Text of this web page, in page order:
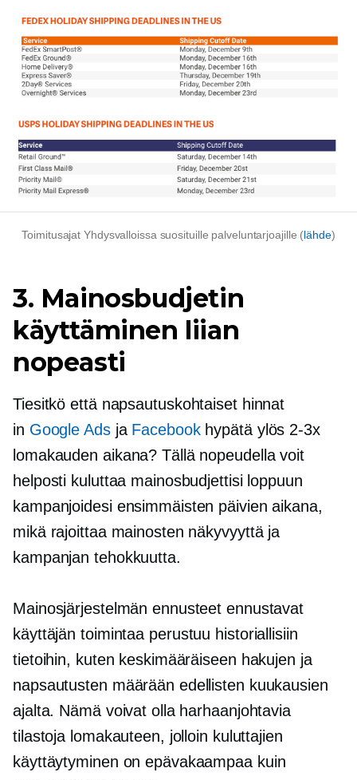
Toimitusajat Yhdysvalloissa suosituille palveluntarjoajille (lähde)
3. Mainosbudjetin
käyttäminen liian
nopeasti
Tiesitkö että napsautuskohtaiset hinnat
in Google Adsja Facebookhypätä ylös 2-3x
lomakauden aikana? Tällä nopeudella voit
helposti kuluttaa mainosbudjettisi loppuun
kampanjoidesi ensimmäisten päivien aikana,
mikä rajoittaa mainosten näkyvyyttä ja
kampanjan tehokkuutta.
Mainosjärjestelmän ennusteet ennustavat
käyttäjän toimintaa perustuu historiallisiin
tietoihin, kuten keskimääräiseen hakujen ja
napsautusten määrään edellisten kuukausien
ajalta. Nämä voivat olla harhaanjohtavia
tilastoja lomakauteen, jolloin kuluttajien
käyttäytyminen on epävakaampaa kuin